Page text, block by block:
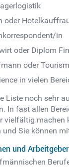
oder
in
oder Diplom
oder
in vielen
Liste noch sehr
In fast allen
vielfältig machen
Sie können
und